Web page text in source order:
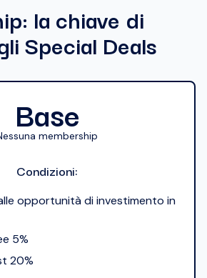
la chiave di
Special Deals
Base
membership
Condizioni:
opportunità di investimento in
5%
20%